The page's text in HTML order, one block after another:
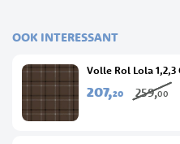
OOK INTERESSANT
Volle Rol Lola 1,2,3
207,20 259,00